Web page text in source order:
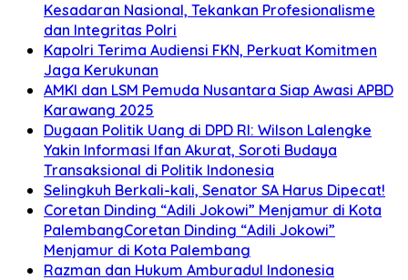
Kesadaran Nasional, Tekankan Profesionalisme
dan Integritas Polri
Kapolri Terima Audiensi FKN, Perkuat Komitmen
Jaga Kerukunan
AMKI dan LSM Pemuda Nusantara Siap Awasi APBD
Karawang 2025
Dugaan Politik Uang di DPD RI: Wilson Lalengke
Yakin Informasi Ifan Akurat, Soroti Budaya
Transaksional di Politik Indonesia
Selingkuh Berkali-kali, Senator SA Harus Dipecat!
Coretan Dinding “Adili Jokowi” Menjamur di Kota
PalembangCoretan Dinding “Adili Jokowi”
Menjamur di Kota Palembang
Razman dan Hukum Amburadul Indonesia